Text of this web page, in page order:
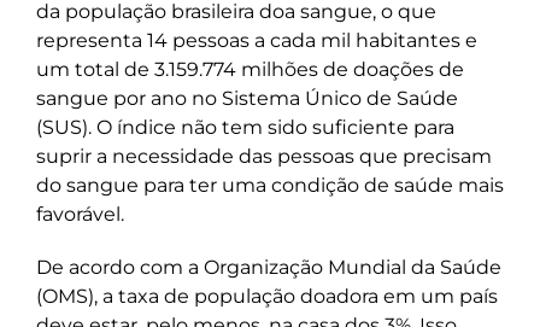
da população brasileira doa sangue, o que
representa 14 pessoas a cada mil habitantes e
um total de 3.159.774 milhões de doações de
sangue por ano no Sistema Único de Saúde
(SUS). O índice não tem sido suficiente para
suprir a necessidade das pessoas que precisam
do sangue para ter uma condição de saúde mais
favorável.
De acordo com a Organização Mundial da Saúde
(OMS), a taxa de população doadora em um país